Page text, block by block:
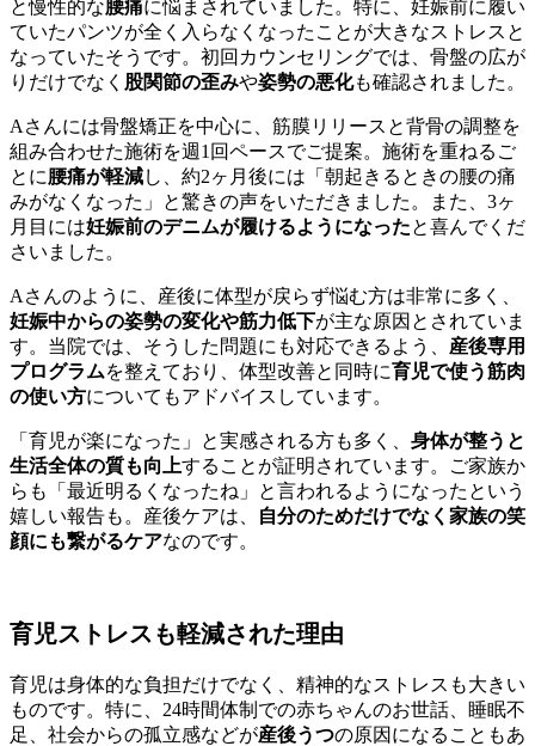
と慢性的な腰痛に悩まされていました。特に、妊娠前に履い
ていたパンツが全く入らなくなったことが大きなストレスと
なっていたそうです。初回カウンセリングでは、骨盤の広が
りだけでなく 股関節の歪みや姿勢の悪化も確認されました。
Aさんには骨盤矯正を中心に、筋膜リリースと背骨の調整を
組み合わせた施術を週1回ペースでご提案。施術を重ねるご
とに腰痛が軽減し、約2ヶ月後には「朝起きるときの腰の痛
みがなくなった」と驚きの声をいただきました。また、3ヶ
月目には妊娠前のデニムが履けるようになったと喜んでくだ
さいました。
Aさんのように、産後に体型が戻らず悩む方は非常に多く、
妊娠中からの姿勢の変化や筋力低下が主な原因とされていま
す。当院では、そうした問題にも対応できるよう、 産後専用
プログラムを整えており、体型改善と同時に育児で使う筋肉
の使い方についてもアドバイスしています。
「育児が楽になった」と実感される方も多く、 身体が整うと
生活全体の質も向上することが証明されています。ご家族か
らも「最近明るくなったね」と言われるようになったという
嬉しい報告も。産後ケアは、
自分のためだけでなく家族の笑
顔にも繋がるケアなのです。
育児ストレスも軽減された理由
育児は身体的な負担だけでなく、精神的なストレスも大きい
ものです。特に、24時間体制での赤ちゃんのお世話、睡眠不
足、社会からの孤立感などが産後うつの原因になることもあ